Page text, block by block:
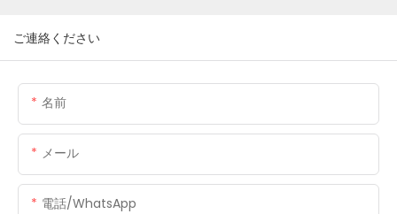
ご連絡ください
名前
メール
電話/WhatsApp